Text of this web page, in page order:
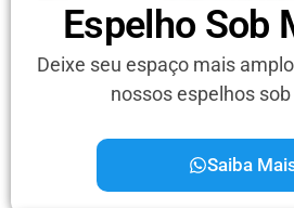
Espelho Sob
Deixe seu espaço mais
nossos espelhos
Saiba